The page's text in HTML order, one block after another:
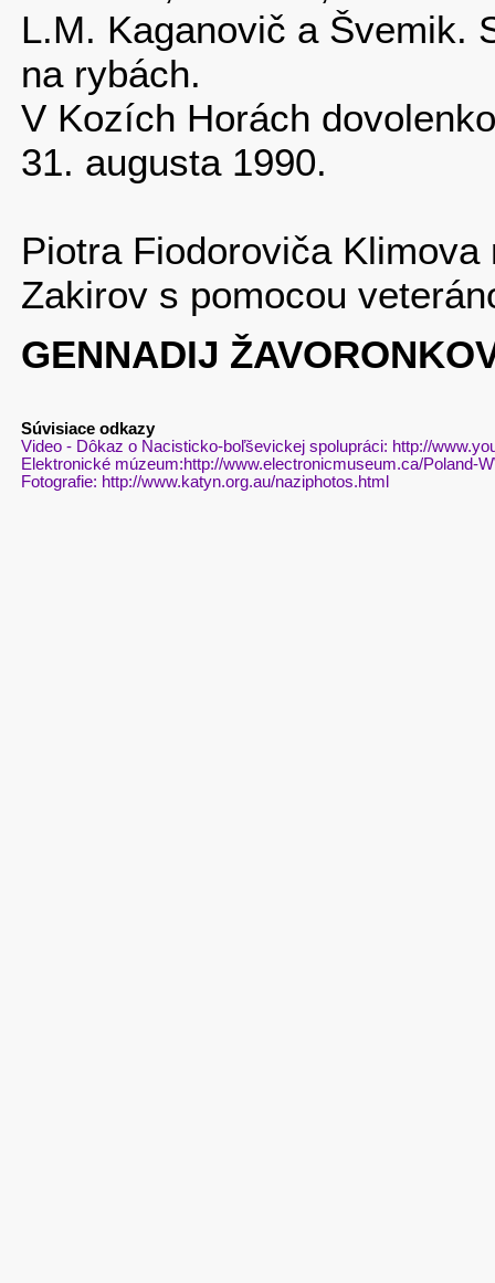
L.M. Kaganovič a Švemik.
na rybách.
V Kozích Horách
31. augusta 1990.
Piotra Fiodoroviča
Zakirov s pomocou
GENNADIJ
Súvisiace odkazy
Video - Dôkaz o Nacisticko-boľševickej spolupráci: http://
Elektronické múzeum:http://www.electronicmuseum.ca/Poland-
Fotografie: http://www.katyn.org.au/naziphotos.html